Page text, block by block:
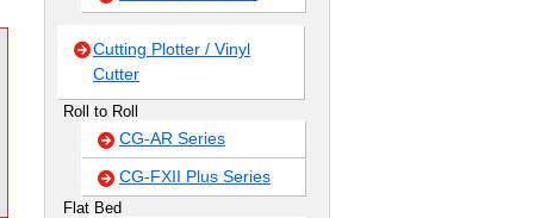
Cutting Plotter / Vinyl
Cutter
Roll to Roll
CG-AR Series
CG-FXII Plus Series
Flat Bed